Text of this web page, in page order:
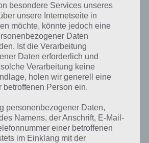
besondere Services unseres
unsere Internetseite in
möchte, könnte jedoch eine
Daten
Ist die Verarbeitung
Daten erforderlich und
Verarbeitung keine
holen wir generell eine
Person ein.
personenbezogener Daten,
Namens, der Anschrift, E-Mail-
einer betroffenen
im Einklang mit der